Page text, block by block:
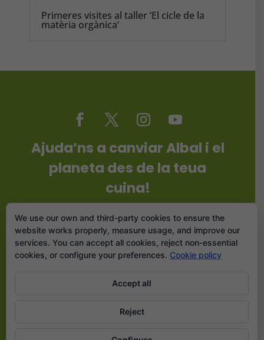
Primeres visites al taller ‘El cicle de la
matèria orgànica’
Ajuda’ns a canviar Albal i el
planeta des de la teua
cuina!
gran diferència.
Desfilis
We use our own and third-party cookies to ensure the
website works properly, measure usage, and improve our
services. You can accept all cookies, reject non-essential
cookies, or configure your preferences. Cookie policy
Accept all
Reject